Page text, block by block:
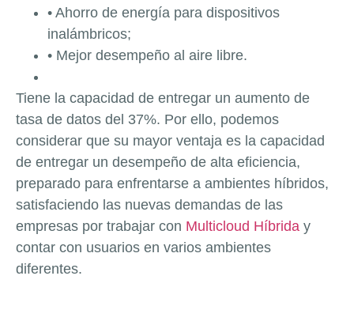
• Ahorro de energía para dispositivos
inalámbricos;
• Mejor desempeño al aire libre.
Tiene la capacidad de entregar un aumento de
tasa de datos del 37%. Por ello, podemos
considerar que su mayor ventaja es la capacidad
de entregar un desempeño de alta eficiencia,
preparado para enfrentarse a ambientes híbridos,
satisfaciendo las nuevas demandas de las
empresas por trabajar con Multicloud Híbrida y
contar con usuarios en varios ambientes
diferentes.